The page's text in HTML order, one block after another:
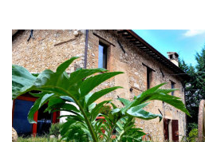
Energia pulita
Energia rinnovabile
Energia solare
Energie rinnovabili